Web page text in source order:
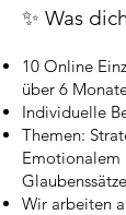
✨ Was
10 Online
über 6
Individuelle
Themen:
Emotionalem
Wir arbeiten